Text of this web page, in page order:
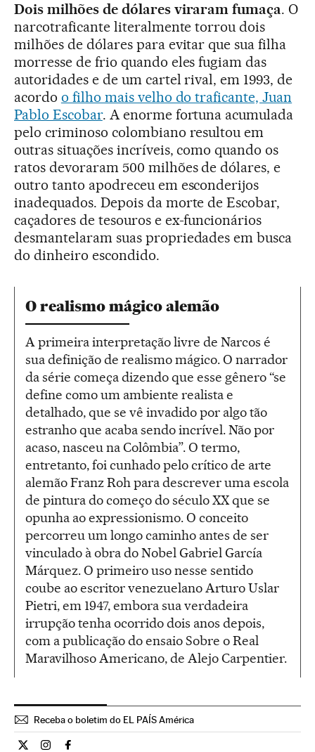
Dois milhões de dólares viraram fumaça. O
narcotraficante literalmente torrou dois
milhões de dólares para evitar que sua filha
morresse de frio quando eles fugiam das
autoridades e de um cartel rival, em 1993, de
acordo o filho mais velho do traficante, Juan
Pablo Escobar. A enorme fortuna acumulada
pelo criminoso colombiano resultou em
outras situações incríveis, como quando os
ratos devoraram 500 milhões de dólares, e
outro tanto apodreceu em esconderijos
inadequados. Depois da morte de Escobar,
caçadores de tesouros e ex-funcionários
desmantelaram suas propriedades em busca
do dinheiro escondido.
O realismo mágico alemão
A primeira interpretação livre de Narcos é
sua definição de realismo mágico. O narrador
da série começa dizendo que esse gênero “se
define como um ambiente realista e
detalhado, que se vê invadido por algo tão
estranho que acaba sendo incrível. Não por
acaso, nasceu na Colômbia”. O termo,
entretanto, foi cunhado pelo crítico de arte
alemão Franz Roh para descrever uma escola
de pintura do começo do século XX que se
opunha ao expressionismo. O conceito
percorreu um longo caminho antes de ser
vinculado à obra do Nobel Gabriel García
Márquez. O primeiro uso nesse sentido
coube ao escritor venezuelano Arturo Uslar
Pietri, em 1947, embora sua verdadeira
irrupção tenha ocorrido dois anos depois,
com a publicação do ensaio Sobre o Real
Maravilhoso Americano, de Alejo Carpentier.
Receba o boletim do EL PAÍS América